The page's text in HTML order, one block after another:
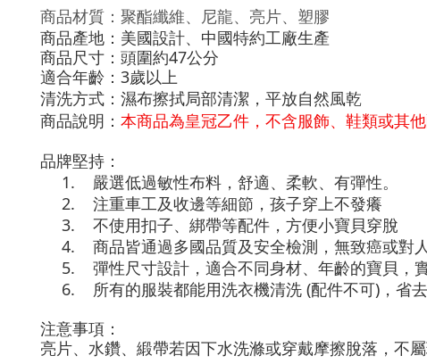
商品材質：聚酯纖維、尼龍、亮片、塑膠
商品產地：美國設計、中國特約工廠生產
商品尺寸：頭圍約47公分
適合年齡：3歲以上
清洗方式 ： 濕布擦拭局部清潔，平放自然風乾
商品說明： 本商品為皇冠乙件，不含服飾、鞋類或其
品牌堅持：
1.
嚴選低過敏性布料，舒適、柔軟、有彈性。
2.
注重車工及收邊等細節，孩子穿上不發癢
3.
不使用扣子、綁帶等配件，方便小寶貝穿脫
4.
商品皆通過多國品質及安全檢測，無致癌或對
5.
彈性尺寸設計，適合不同身材、年齡的寶貝，
6.
所有的服裝都能用洗衣機清洗 (配件不可)，省
注意事項：
亮片、水鑽、緞帶若因下水洗滌或穿戴摩擦脫落，不